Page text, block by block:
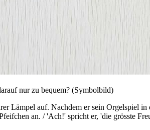
nur zu bequem? (Symbolbild)
Lämpel auf. Nachdem er sein Orgelspiel
an. / 'Ach!' spricht er, 'die grösste